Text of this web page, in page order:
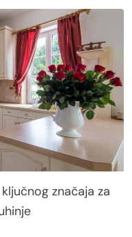
značaja za